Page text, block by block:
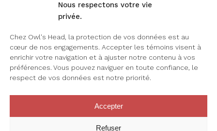
Nous respectons votre vie
privée.
Chez Owl's Head, la protection de vos données est au
cœur de nos engagements. Accepter les témoins visent à
enrichir votre navigation et à ajuster notre contenu à vos
préférences. Vous pouvez naviguer en toute confiance, le
respect de vos données est notre priorité.
Accepter
Refuser
Foire aux questions, consultez cette page
pour les questions les plus fréquemment
posées.